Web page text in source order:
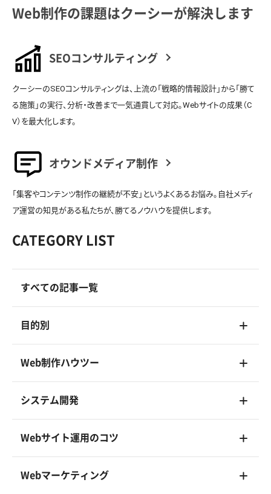
Web制作の課題はクーシーが解決します
SEOコンサルティング
クーシーのSEOコンサルティングは、上流の「戦略的情報設計」から「勝て
る施策」の実行、分析・改善まで一気通貫して対応。Webサイトの成果（C
V）を最大化します。
オウンドメディア制作
「集客やコンテンツ制作の継続が不安」というよくあるお悩み。自社メディ
ア運営の知見がある私たちが、勝てるノウハウを提供します。
CATEGORY LIST
すべての記事一覧
目的別
Web制作ハウツー
システム開発
Webサイト運用のコツ
Webマーケティング